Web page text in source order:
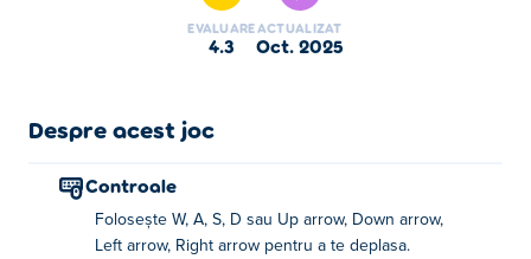
case minunate, în timp ce te aperi de monștrii zombi
invadatori. Vinde-ți resursele pe bani, îmbunătățește-ți
insulă?
Cum se joacă Cube Builder?
Folosește WASD, tastele săgeată sau joystick-ul pentru a
te mișca.
EVALUARE
4.3
ACTUALIZAT
oct. 2025
Despre acest joc
Controale
Folosește W, A, S, D sau Up arrow, Down arrow,
Left arrow, Right arrow pentru a te deplasa.